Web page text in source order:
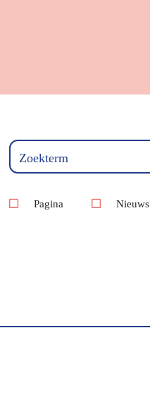
Zoekterm
Pagina Nieuws